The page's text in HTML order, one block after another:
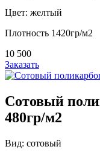
Цвет: желтый
Плотность 1420гр/м2
10 500
Заказать
Сотовый
480гр/м2
Вид: сотовый